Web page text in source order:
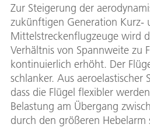
Zur Steigerung der
zukünftigen Generation Kurz-
Mittelstreckenflugzeuge wird
Verhältnis von Spannweite zu
kontinuierlich erhöht. Der
schlanker. Aus aeroelastischer
dass die Flügel flexibler
Belastung am Übergang
durch den größeren Hebelarm